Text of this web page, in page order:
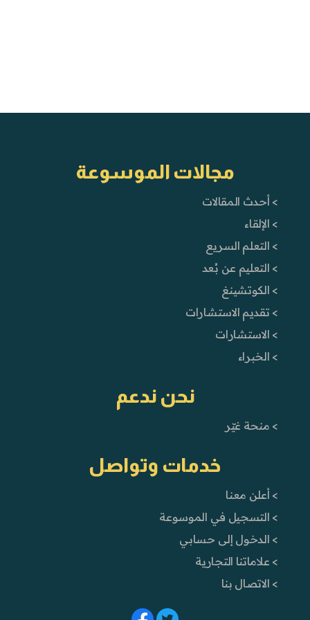
مجالات الموسوعة
> أحدث المقالات
> الإلقاء
> التعلم السريع
> التعليم عن بُعد
> الكوتشينغ
> تقديم الاستشارات
> الاستشارات
> الخبراء
نحن ندعم
> منحة غيّر
خدمات وتواصل
> أعلن معنا
> التسجيل في الموسوعة
> الدخول إلى حسابي
> علاماتنا التجارية
> الاتصال بنا